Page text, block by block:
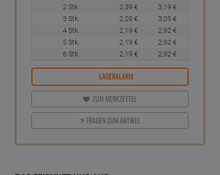
2 Stk.
2,39 € 3,19 €
3 Stk.
2,29 € 3,05 €
4 Stk.
2,19 € 2,92 €
5 Stk.
2,19 € 2,92 €
6 Stk.
2,19 € 2,92 €
LAGERALARM
ZUM MERKZETTEL
FRAGEN ZUM ARTIKEL